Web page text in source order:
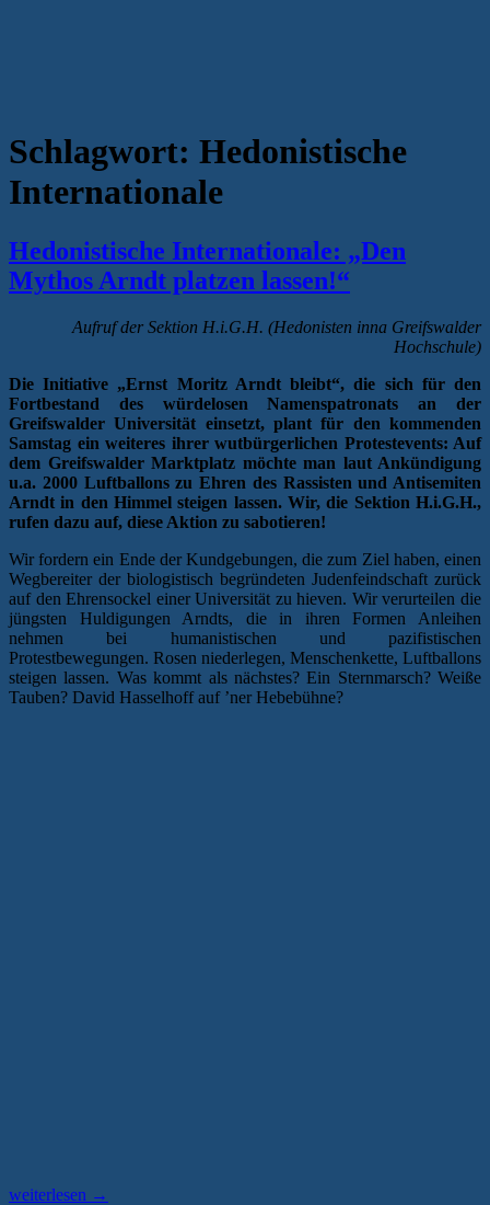
Schlagwort: Hedonistische
Internationale
Hedonistische Internationale: „Den
Mythos Arndt platzen lassen!“
Aufruf der Sektion H.i.G.H. (Hedonisten inna Greifswalder
Hochschule)
Die Initiative „Ernst Moritz Arndt bleibt“, die sich für den
Fortbestand des würdelosen Namenspatronats an der
Greifswalder Universität einsetzt, plant für den kommenden
Samstag ein weiteres ihrer wutbürgerlichen Protestevents: Auf
dem Greifswalder Marktplatz möchte man laut Ankündigung
u.a. 2000 Luftballons zu Ehren des Rassisten und Antisemiten
Arndt in den Himmel steigen lassen. Wir, die Sektion H.i.G.H.,
rufen dazu auf, diese Aktion zu sabotieren!
Wir fordern ein Ende der Kundgebungen, die zum Ziel haben, einen
Wegbereiter der biologistisch begründeten Judenfeindschaft zurück
auf den Ehrensockel einer Universität zu hieven. Wir verurteilen die
jüngsten Huldigungen Arndts, die in ihren Formen Anleihen
nehmen bei humanistischen und pazifistischen
Protestbewegungen. Rosen niederlegen, Menschenkette, Luftballons
steigen lassen. Was kommt als nächstes? Ein Sternmarsch? Weiße
Tauben? David Hasselhoff auf ’ner Hebebühne?
„Hedonistische
weiterlesen →